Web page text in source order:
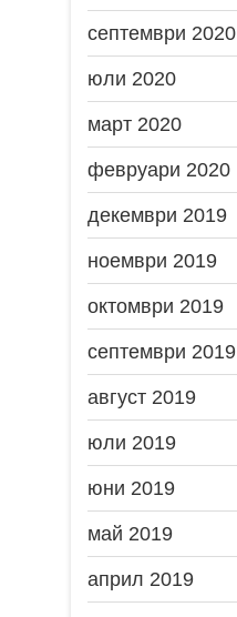
септември 2020
юли 2020
март 2020
февруари 2020
декември 2019
ноември 2019
октомври 2019
септември 2019
август 2019
юли 2019
юни 2019
май 2019
април 2019